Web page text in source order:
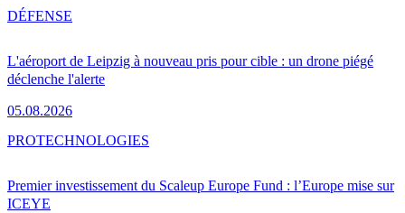
L'aéroport de Leipzig à nouveau pris pour cible : un drone piégé
déclenche l'alerte
05.08.2026
DÉFENSE
Premier investissement du Scaleup Europe Fund : l’Europe mise sur
ICEYE
PROTECHNOLOGIES